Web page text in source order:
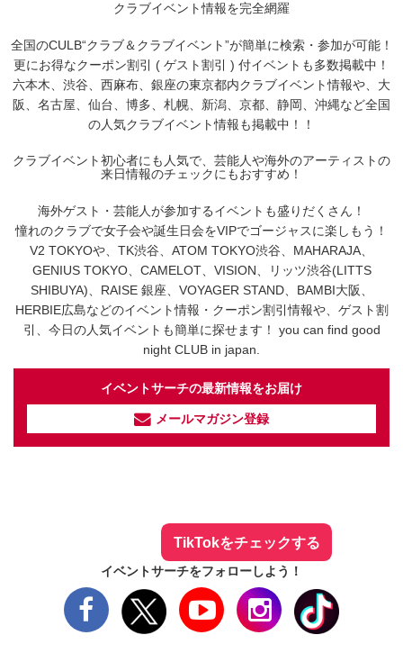
クラブイベント情報を完全網羅
全国のCULB“クラブ＆クラブイベント”が簡単に検索・参加が可能！
更にお得なクーポン割引 ( ゲスト割引 ) 付イベントも多数掲載中！
六本木、渋谷、西麻布、銀座の東京都内クラブイベント情報や、大
阪、名古屋、仙台、博多、札幌、新潟、京都、静岡、沖縄など全国
の人気クラブイベント情報も掲載中！！
クラブイベント初心者にも人気で、芸能人や海外のアーティストの
来日情報のチェックにもおすすめ！
海外ゲスト・芸能人が参加するイベントも盛りだくさん！
憧れのクラブで女子会や誕生日会をVIPでゴージャスに楽しもう！
V2 TOKYOや、TK渋谷、ATOM TOKYO渋谷、MAHARAJA、
GENIUS TOKYO、CAMELOT、VISION、リッツ渋谷(LITTS
SHIBUYA)、RAISE 銀座、VOYAGER STAND、BAMBI大阪、
HERBIE広島などのイベント情報・クーポン割引情報や、ゲスト割
引、今日の人気イベントも簡単に探せます！ you can find good
night CLUB in japan.
イベントサーチの最新情報をお届け
メールマガジン登録
TikTokをチェックする
イベントサーチをフォローしよう！